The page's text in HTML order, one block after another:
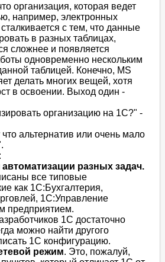
организация, которая ведет
например, электронных
с тем, что данные
в разных таблицах,
сложнее и появляется
одновременно нескольким
таблицей. Конечно, MS
делать многих вещей, хотя
в освоении. Выход один -
организацию на 1С?" -
альтернатив или очень мало
разных задач.
все типовые
как 1С:Бухгалтерия,
1С:Управление
предприятием.
1С достаточно
можно найти другого
1С конфигурацию.
режим. Это, пожалуй,